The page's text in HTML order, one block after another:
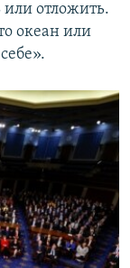
или отложить.
океан или